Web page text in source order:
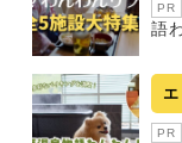
PR
語
PR